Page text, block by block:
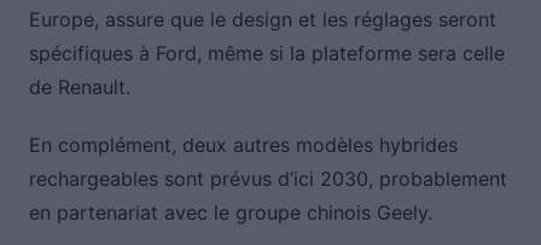
Europe, assure que le design et les réglages seront
spécifiques à Ford, même si la plateforme sera celle
de Renault.
En complément, deux autres modèles hybrides
rechargeables sont prévus d’ici 2030, probablement
en partenariat avec le groupe chinois Geely.